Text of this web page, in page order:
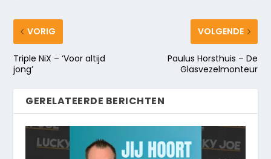
VORIG
Triple NiX – ‘Voor altijd
jong’
VOLGENDE
Paulus Horsthuis – De
Glasvezelmonteur
GERELATEERDE BERICHTEN